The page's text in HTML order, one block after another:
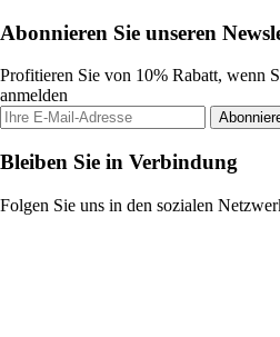
Abonnieren Sie unseren
Profitieren Sie von 10% Rabatt, wenn
anmelden
Bleiben Sie in Verbindung
Folgen Sie uns in den sozialen